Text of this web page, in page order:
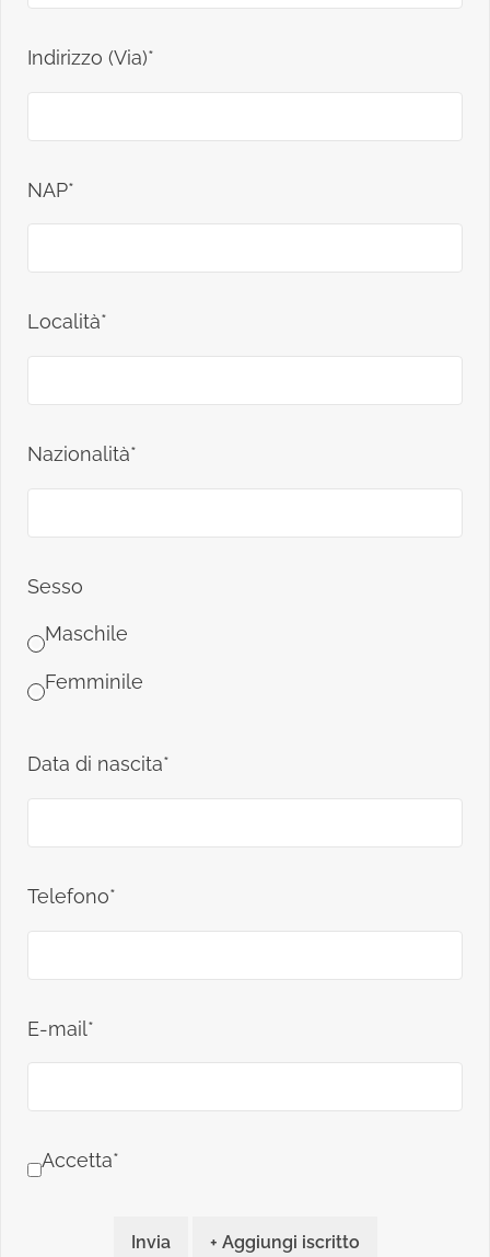
Indirizzo (Via)*
NAP*
Località*
Nazionalità*
Sesso
Maschile
Femminile
Data di nascita*
Telefono*
E-mail*
Accetta*
Invia + Aggiungi iscritto